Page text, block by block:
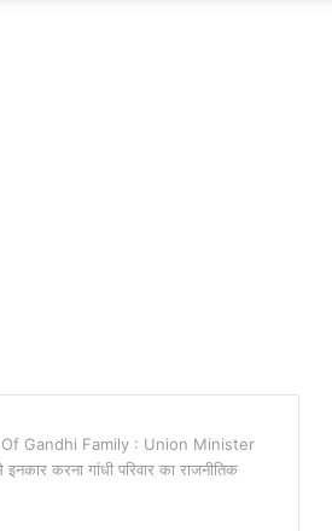
Gandhi Family : Union Minister
करना गांधी परिवार का राजनीतिक